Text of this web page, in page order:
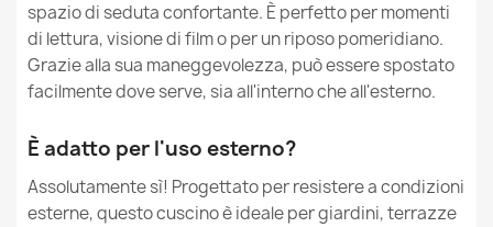
spazio di seduta confortante. È perfetto per momenti
di lettura, visione di film o per un riposo pomeridiano.
Grazie alla sua maneggevolezza, può essere spostato
facilmente dove serve, sia all'interno che all'esterno.
È adatto per l'uso esterno?
Assolutamente sì! Progettato per resistere a condizioni
esterne, questo cuscino è ideale per giardini, terrazze